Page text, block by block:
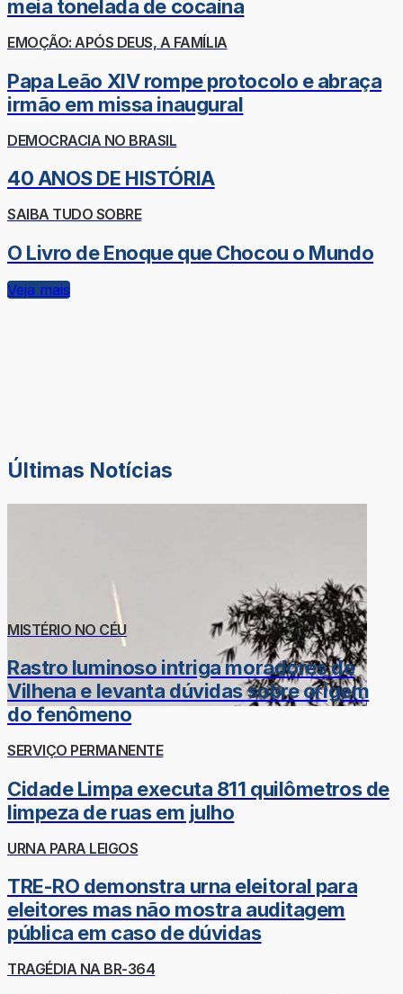
meia tonelada de cocaína
EMOÇÃO: APÓS DEUS, A FAMÍLIA
Papa Leão XIV rompe protocolo e abraça
irmão em missa inaugural
DEMOCRACIA NO BRASIL
40 ANOS DE HISTÓRIA
SAIBA TUDO SOBRE
O Livro de Enoque que Chocou o Mundo
Veja mais
Últimas Notícias
MISTÉRIO NO CÉU
Rastro luminoso intriga moradores de
Vilhena e levanta dúvidas sobre origem
do fenômeno
SERVIÇO PERMANENTE
Cidade Limpa executa 811 quilômetros de
limpeza de ruas em julho
URNA PARA LEIGOS
TRE-RO demonstra urna eleitoral para
eleitores mas não mostra auditagem
pública em caso de dúvidas
TRAGÉDIA NA BR-364